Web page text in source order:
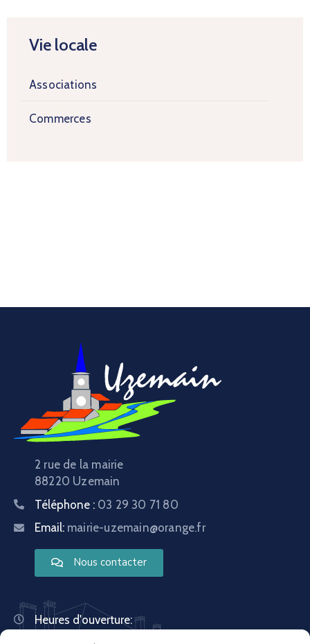
Vie locale
Associations
Commerces
2 rue de la mairie
88220 Uzemain
Téléphone : 03 29 30 71 80
Email: mairie-uzemain@orange.fr
Nous contacter
Heures d'ouverture: